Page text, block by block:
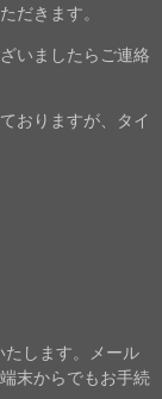
だきます。
いましたらご連絡
おりますが、タイ
たします。メール
末からでもお手続